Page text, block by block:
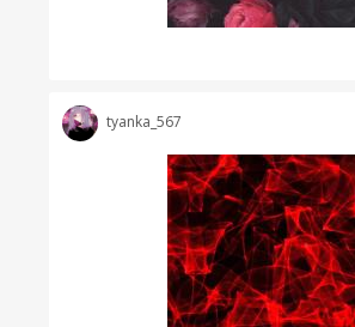
tyanka_567